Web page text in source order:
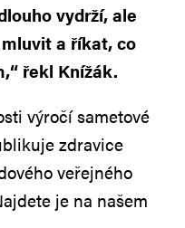
vydrží, ale
a říkat, co
řekl Knížák.
výročí sametové
zdravice
veřejného
je na našem